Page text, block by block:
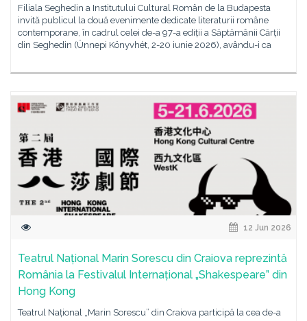
Filiala Seghedin a Institutului Cultural Român de la Budapesta
invită publicul la două evenimente dedicate literaturii române
contemporane, în cadrul celei de-a 97-a ediții a Săptămânii Cărții
din Seghedin (Ünnepi Könyvhét, 2-20 iunie 2026), avându-i ca
12 Jun 2026
Teatrul Național Marin Sorescu din Craiova reprezintă
România la Festivalul Internațional „Shakespeare” din
Hong Kong
Teatrul Național „Marin Sorescu” din Craiova participă la cea de-a